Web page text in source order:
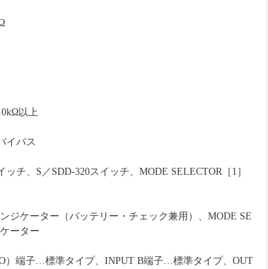
以上
イパス
チ、S／SDD-320スイッチ、MODE SELECTOR［1］
ジケーター（バッテリー・チェック兼用）、MODE SE
ーター
）端子…標準タイプ、INPUT B端子…標準タイプ、OUT